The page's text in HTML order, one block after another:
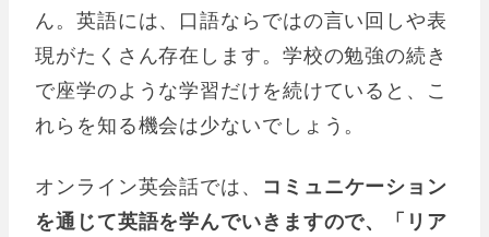
ん。英語には、口語ならではの言い回しや表
現がたくさん存在します。学校の勉強の続き
で座学のような学習だけを続けていると、こ
れらを知る機会は少ないでしょう。
オンライン英会話では、 コミュニケーション
を通じて英語を学んでいきますので、「リア